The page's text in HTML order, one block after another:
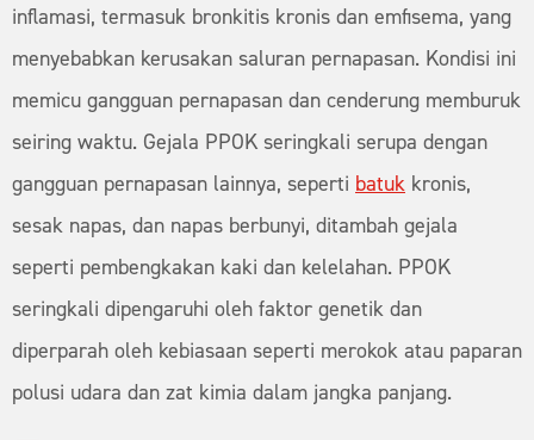
inflamasi, termasuk bronkitis kronis dan emfisema, yang
menyebabkan kerusakan saluran pernapasan. Kondisi ini
memicu gangguan pernapasan dan cenderung memburuk
seiring waktu. Gejala PPOK seringkali serupa dengan
gangguan pernapasan lainnya, seperti batuk kronis,
sesak napas, dan napas berbunyi, ditambah gejala
seperti pembengkakan kaki dan kelelahan. PPOK
seringkali dipengaruhi oleh faktor genetik dan
diperparah oleh kebiasaan seperti merokok atau paparan
polusi udara dan zat kimia dalam jangka panjang.